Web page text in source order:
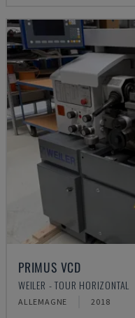
PRIMUS VCD
WEILER - TOUR HORIZONTAL
ALLEMAGNE 2018